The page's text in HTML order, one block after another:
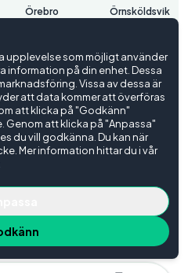
Örebro
Örnsköldsvik
upplevelse som möjligt använder
information på din enhet. Dessa
Vissa av dessa är
att data kommer att överföras
att klicka på "Godkänn"
Genom att klicka på "Anpassa"
du vill godkänna. Du kan när
Mer information hittar du i vår